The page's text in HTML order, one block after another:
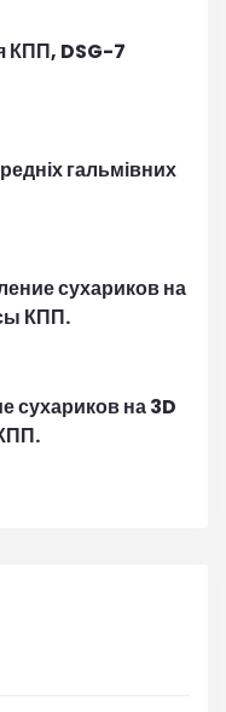
КПП, DSG-7
гальмівних
сухариков на
КПП.
сухариков на 3D